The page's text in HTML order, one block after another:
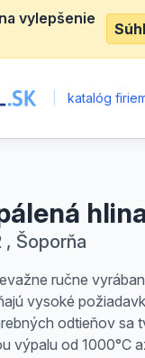
vylepšenie
katalóg
, Šoporňa
ručne
vysoké
odtieňov sa
výpalu od 1000°C